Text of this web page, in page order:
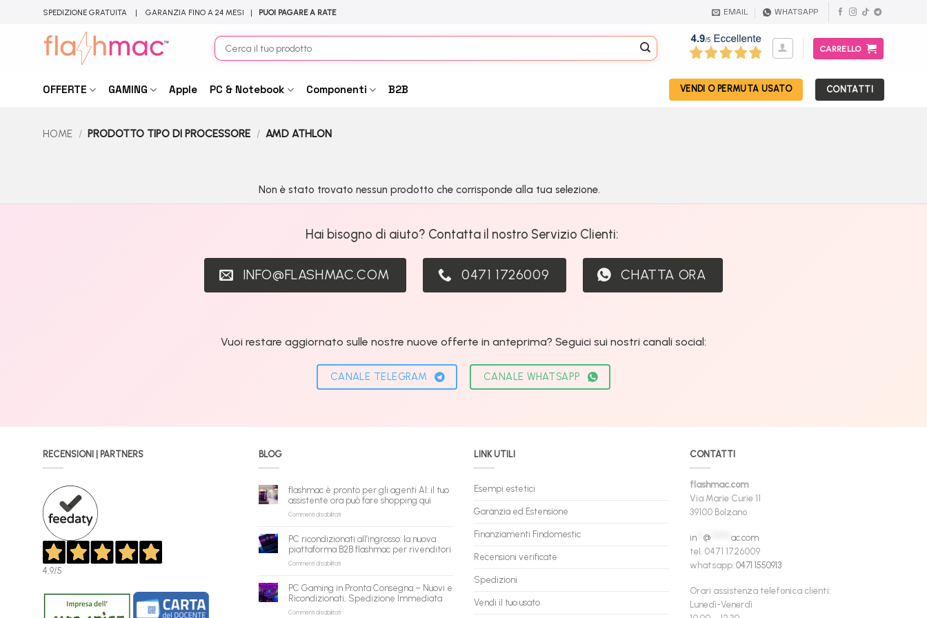
SPEDIZIONE GRATUITA | GARANZIA FINO A 24 MESI | PUOI PAGARE A RATE EMAIL WHATSAPP
Cerca:
CARRELLO
OFFERTE GAMING Apple PC & Notebook Componenti B2B VENDI O PERMUTA USATO CONTATTI
HOME / PRODOTTO TIPO DI PROCESSORE / AMD ATHLON
Non è stato trovato nessun prodotto che corrisponde alla tua selezione.
Hai bisogno di aiuto? Contatta il nostro Servizio Clienti:
INFO@FLASHMAC.COM 0471 1726009 CHATTA ORA
Vuoi restare aggiornato sulle nostre nuove offerte in anteprima? Seguici sui nostri canali social:
CANALE TELEGRAM CANALE WHATSAPP
RECENSIONI | PARTNERS
4,9/5
BLOG
flashmac è pronto per gli agenti AI: il tuo
assistente ora può fare shopping qui
Commenti disabilitatisu
pronto
per
gli
tuo
assistente
PC ricondizionati all’ingrosso: la nuova
piattaforma B2B flashmac per rivenditori
Commenti disabilitatisu
all’ingrosso:
la
nuova
PC Gaming in Pronta Consegna – Nuovi e
Ricondizionati, Spedizione Immediata
Commenti disabilitatisu
LINK UTILI
Esempi estetici
Garanzia ed Estensione
Finanziamenti Findomestic
Recensioni verificate
Spedizioni
Vendi il tuo usato
CONTATTI
flashmac.com
Via Marie Curie 11
39100 Bolzano
in** @****** ac.com
tel. 0471 1726009
whatsapp: 0471 1550913
Orari assistenza telefonica clienti:
Lunedì-Venerdì